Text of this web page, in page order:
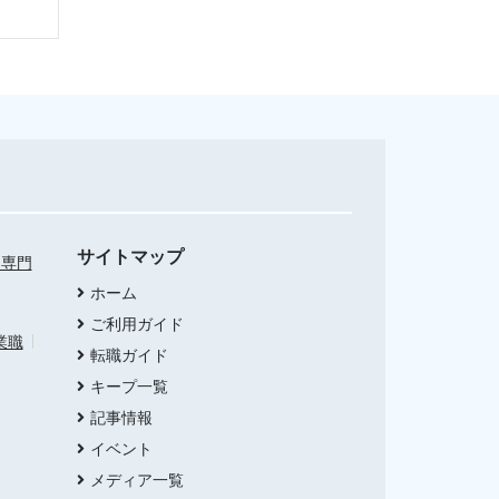
門
職
サイトマップ
ホーム
ご利用ガイド
転職ガイド
キープ一覧
記事情報
イベント
メディア一覧